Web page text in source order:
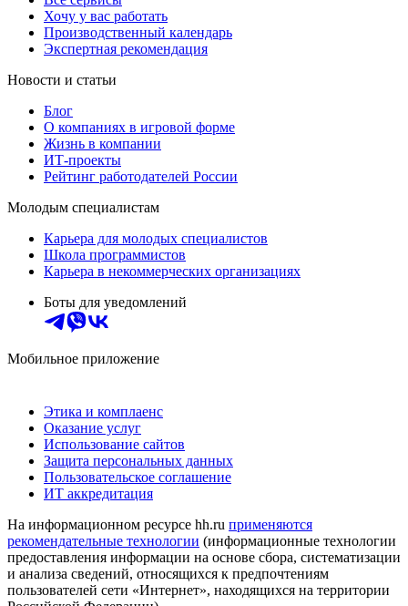
Хочу у вас работать
Производственный календарь
Экспертная рекомендация
Новости и статьи
Блог
О компаниях в игровой форме
Жизнь в компании
ИТ-проекты
Рейтинг работодателей России
Молодым специалистам
Карьера для молодых специалистов
Школа программистов
Карьера в некоммерческих организациях
Боты для уведомлений
Мобильное приложение
Этика и комплаенс
Оказание услуг
Использование сайтов
Защита персональных данных
Пользовательское соглашение
ИТ аккредитация
На информационном ресурсе hh.ru применяются
рекомендательные технологии (информационные технологии
предоставления информации на основе сбора, систематизации
и анализа сведений, относящихся к предпочтениям
пользователей сети «Интернет», находящихся на территории